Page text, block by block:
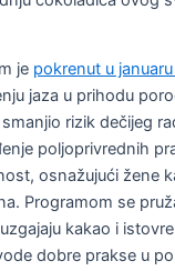
je pokrenut u
jaza u prihodu
rizik dečijeg
poljoprivrednih
osnažujući žene
Programom se
kakao i
dobre prakse u